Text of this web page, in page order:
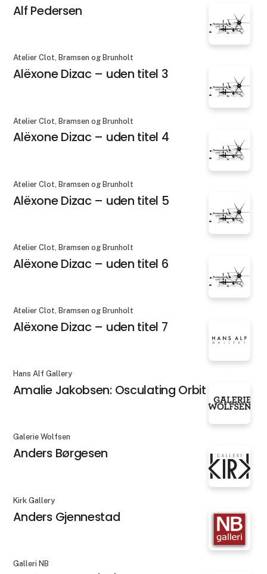
Alf Pedersen
Atelier Clot, Bramsen og Brunholt
Alëxone Dizac – uden titel 3
Atelier Clot, Bramsen og Brunholt
Alëxone Dizac – uden titel 4
Atelier Clot, Bramsen og Brunholt
Alëxone Dizac – uden titel 5
Atelier Clot, Bramsen og Brunholt
Alëxone Dizac – uden titel 6
Atelier Clot, Bramsen og Brunholt
Alëxone Dizac – uden titel 7
Hans Alf Gallery
Amalie Jakobsen: Osculating Orbit X
Galerie Wolfsen
Anders Børgesen
Kirk Gallery
Anders Gjennestad
Galleri NB